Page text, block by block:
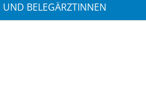
UND BELEGÄRZTINNEN